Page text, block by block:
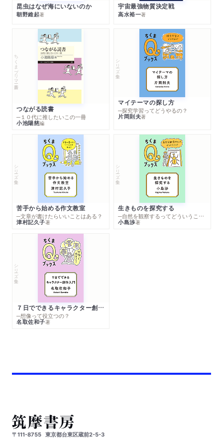
昆虫はなぜ海にいないのか
朝野維起著
宇宙最強物質決定戦
高水裕一著
ちくまプリマー新書
つながる読書
─１０代に推したいこの一冊
小池陽慈編
シリーズ・全集
マイテーマの探し方
─探究学習ってどうやるの？
片岡則夫著
シリーズ・全集
苦手から始める作文教室
─文章が書けたらいいことはある？
津村記久子著
シリーズ・全集
生きものを探究する
─自然を観察するってどういうこと？
小島渉著
シリーズ・全集
７日でできるキャラクター創作入門
─想像って役立つの？
名取佐和子著
〒111-8755 東京都台東区蔵前2-5-3